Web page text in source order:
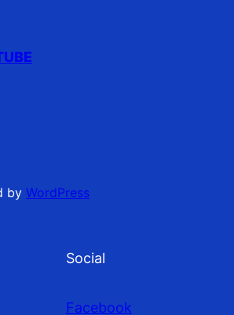
by WordPress
Social
Facebook